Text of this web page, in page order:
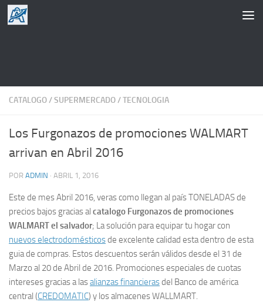
Saltar al contenido
CATALOGO/SUPERMERCADO/TECNOLOGIA
Los Furgonazos de promociones WALMART
arrivan en Abril 2016
POR ADMIN · ABRIL 1, 2016
Este de mes Abril 2016, veras como llegan al país TONELADAS de
precios bajos gracias al catalogo Furgonazos de promociones
WALMART el salvador; La solución para equipar tu hogar con
nuevos electrodomésticosde excelente calidad esta dentro de esta
guia de compras. Estos descuentos serán válidos desde el 31 de
Marzo al 20 de Abril de 2016. Promociones especiales de cuotas
intereses gracias a lasalianzas financierasdel Banco de américa
central (CREDOMATIC) y los almacenes WALLMART.